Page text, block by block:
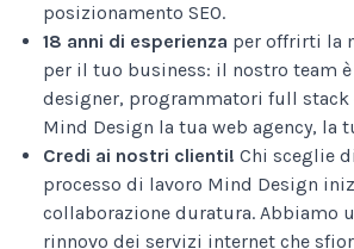
posizionamento SEO.
18 anni di esperienza per offrirti la
per il tuo business: il nostro team
designer, programmatori full stack
Mind Design la tua web agency, la
Credi ai nostri clienti! Chi sceglie
processo di lavoro Mind Design
collaborazione duratura. Abbiamo
rinnovo dei servizi internet che